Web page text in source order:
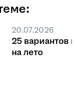
20.07.2026
25 вариантов
на лето